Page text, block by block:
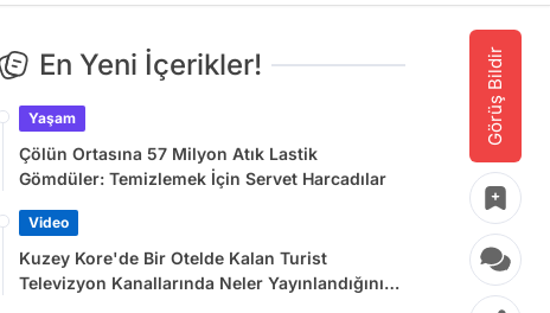
Görüş Bildir
En Yeni İçerikler!
Yaşam
Çölün Ortasına 57 Milyon Atık Lastik
Gömdüler: Temizlemek İçin Servet Harcadılar
Video
Kuzey Kore'de Bir Otelde Kalan Turist
Televizyon Kanallarında Neler Yayınlandığını